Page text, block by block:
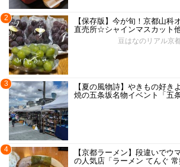
2
【保存版】今が旬！京都山科
直売所☆シャインマスカット他
豆はなのリアル京
3
【夏の風物詩】やきもの好き
焼の五条坂名物イベント「五
4
【京都ラーメン】段違いでウ
の人気店「ラーメン てんぐ 常